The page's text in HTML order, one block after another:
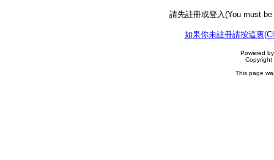
請先註冊或登入(You must
如果你未註冊請按這裏
Powered
This page